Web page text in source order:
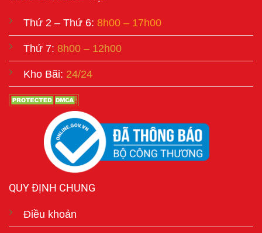
Thứ 2 – Thứ 6: 8h00 – 17h00
Thứ 7: 8h00 – 12h00
Kho Bãi: 24/24
QUY ĐỊNH CHUNG
Điều khoản